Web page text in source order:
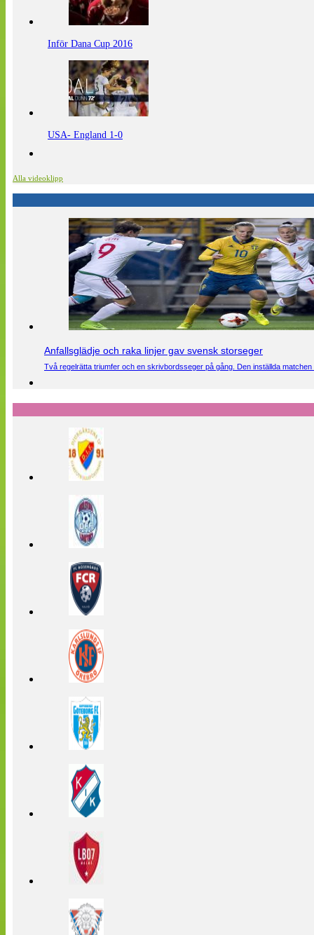
Inför Dana Cup 2016
USA- England 1-0
Alla videoklipp
Anfallsglädje och raka linjer gav svensk storseger
Två regelrätta triumfer och en skrivbordsseger på gång. Den inställda